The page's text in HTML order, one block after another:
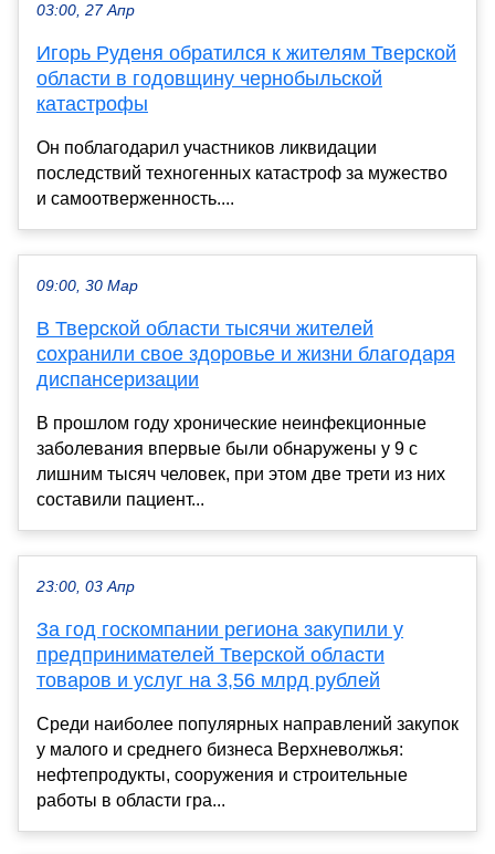
03:00, 27 Апр
Игорь Руденя обратился к жителям Тверской
области в годовщину чернобыльской
катастрофы
Он поблагодарил участников ликвидации
последствий техногенных катастроф за мужество
и самоотверженность....
09:00, 30 Мар
В Тверской области тысячи жителей
сохранили свое здоровье и жизни благодаря
диспансеризации
В прошлом году хронические неинфекционные
заболевания впервые были обнаружены у 9 с
лишним тысяч человек, при этом две трети из них
составили пациент...
23:00, 03 Апр
За год госкомпании региона закупили у
предпринимателей Тверской области
товаров и услуг на 3,56 млрд рублей
Среди наиболее популярных направлений закупок
у малого и среднего бизнеса Верхневолжья:
нефтепродукты, сооружения и строительные
работы в области гра...